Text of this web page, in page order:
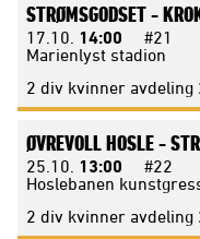
STRØMSGODSET -
17.10. 14:00
#21
Marienlyst stadion
2 div kvinner avdeling
ØVREVOLL HOSLE -
25.10. 13:00
#22
Hoslebanen
2 div kvinner avdeling